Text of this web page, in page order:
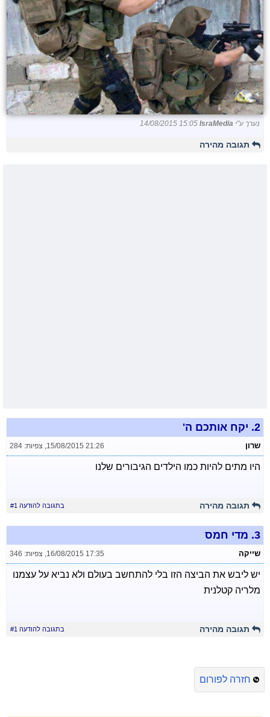
נערך ע"י IsraMedia
14/08/2015 15:05
תגובה מהירה
2. יקח אותכם ה'
שרון 15/08/2015 21:26
, צפיות: 284
היו מתים להיות כמו הילדים הגיבורים שלנו
תגובה מהירה בתגובה להודעה #1
3. מדי חמס
שייקה 16/08/2015 17:35
, צפיות: 346
יש ליבש את הביצה הזו בלי להתחשב בעולם ולא נביא על עצמנו
מלריה קטלנית
תגובה מהירה בתגובה להודעה #1
חזרה לפורום